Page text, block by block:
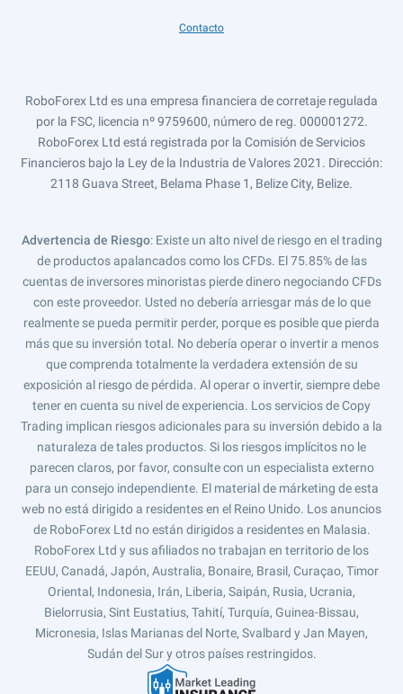
Contacto
RoboForex Ltd es una empresa financiera de corretaje regulada
por la FSC, licencia nº 9759600, número de reg. 000001272.
RoboForex Ltd está registrada por la Comisión de Servicios
Financieros bajo la Ley de la Industria de Valores 2021. Dirección:
2118 Guava Street, Belama Phase 1, Belize City, Belize.
Advertencia de Riesgo: Existe un alto nivel de riesgo en el trading
de productos apalancados como los CFDs. El 75.85% de las
cuentas de inversores minoristas pierde dinero negociando CFDs
con este proveedor. Usted no debería arriesgar más de lo que
realmente se pueda permitir perder, porque es posible que pierda
más que su inversión total. No debería operar o invertir a menos
que comprenda totalmente la verdadera extensión de su
exposición al riesgo de pérdida. Al operar o invertir, siempre debe
tener en cuenta su nivel de experiencia. Los servicios de Copy
Trading implican riesgos adicionales para su inversión debido a la
naturaleza de tales productos. Si los riesgos implícitos no le
parecen claros, por favor, consulte con un especialista externo
para un consejo independiente. El material de márketing de esta
web no está dirigido a residentes en el Reino Unido. Los anuncios
de RoboForex Ltd no están dirigidos a residentes en Malasia.
RoboForex Ltd y sus afiliados no trabajan en territorio de los
EEUU, Canadá, Japón, Australia, Bonaire, Brasil, Curaçao, Timor
Oriental, Indonesia, Irán, Liberia, Saipán, Rusia, Ucrania,
Bielorrusia, Sint Eustatius, Tahití, Turquía, Guinea-Bissau,
Micronesia, Islas Marianas del Norte, Svalbard y Jan Mayen,
Sudán del Sur y otros países restringidos.